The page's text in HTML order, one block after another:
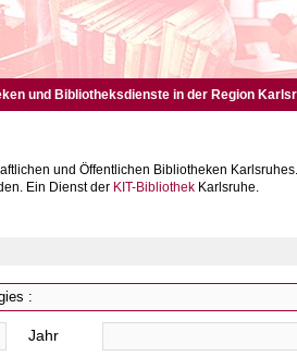
und Bibliotheksdienste in der Region
und Öffentlichen Bibliotheken
Ein Dienst der KIT-Bibliothek Karlsruhe.
Jahr